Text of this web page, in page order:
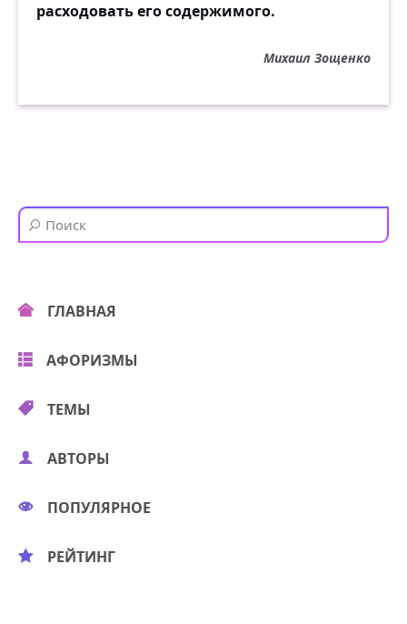
расходовать его содержимого.
Михаил Зощенко
ГЛАВНАЯ
АФОРИЗМЫ
ТЕМЫ
АВТОРЫ
ПОПУЛЯРНОЕ
РЕЙТИНГ